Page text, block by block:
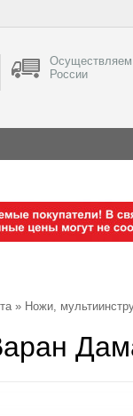
Осуществляем
России
» Ножи,